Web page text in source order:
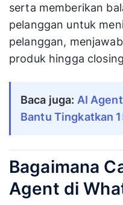
serta memberikan
pelanggan untuk
pelanggan,
produk hingga
Baca juga: AI
Bantu Tingkatkan
Bagaimana
Agent di